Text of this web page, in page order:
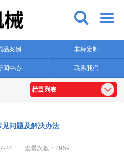
 
品案例 非标定制
闻中心 联系我们
栏目列表
见问题及解决办法
24 查看次数：2959